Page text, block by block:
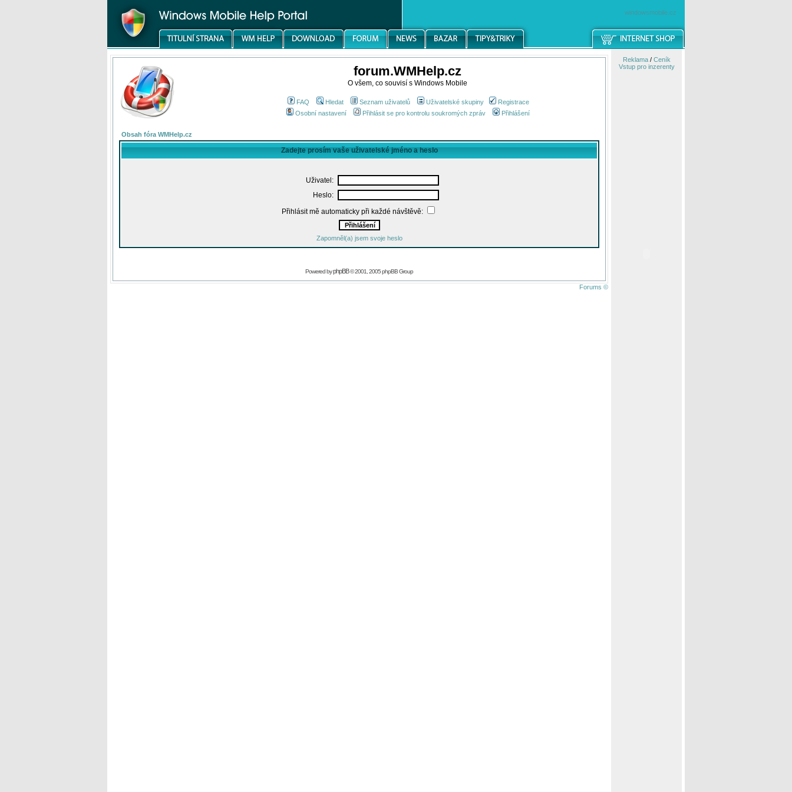
windowsmobile.cz
forum.WMHelp.cz
O všem, co souvisí s Windows Mobile
FAQ Hledat Seznam uživatelů Uživatelské skupiny
Registrace
Osobní nastavení
Přihlásit se pro kontrolu soukromých zpráv Přihlášení
Obsah fóra WMHelp.cz
Zadejte prosím vaše uživatelské jméno a heslo
Uživatel:
Heslo:
Přihlásit mě automaticky při každé návštěvě:
Zapomněl(a) jsem svoje heslo
Powered byphpBB© 2001, 2005 phpBB Group
Forums ©
Reklama/ Ceník
Vstup pro inzerenty